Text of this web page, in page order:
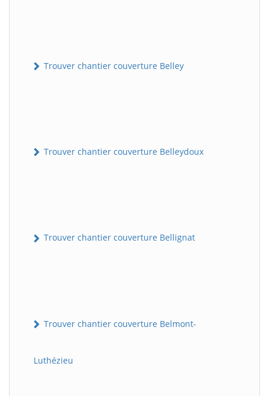
Trouver chantier couverture Belley
Trouver chantier couverture Belleydoux
Trouver chantier couverture Bellignat
Trouver chantier couverture Belmont-
Luthézieu